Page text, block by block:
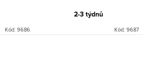
Kód: 9686
2-3 týdnů
Kód: 9687